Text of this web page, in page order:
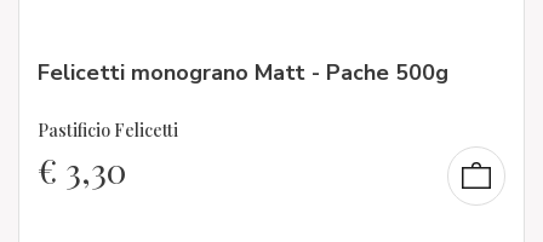
Felicetti monograno Matt - Pache 500g
Pastificio Felicetti
€ 3,30